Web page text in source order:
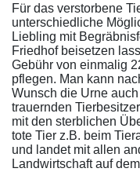
Für das verstorbene
unterschiedliche
Liebling mit
Friedhof beisetzen
Gebühr von einmalig
pflegen. Man kann
Wunsch die Urne
trauernden
mit den sterblichen
tote Tier z.B. beim
und landet mit allen
Landwirtschaft auf